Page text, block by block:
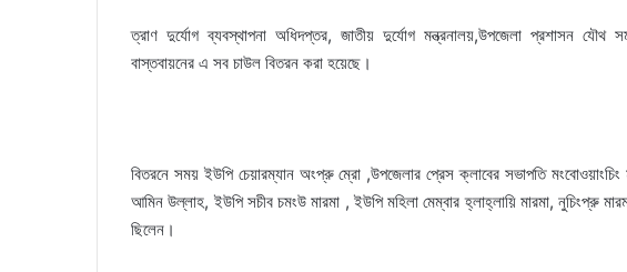
ত্রাণ দুর্যোগ ব্যবস্থাপনা অধিদপ্তর, জাতীয় দুর্যোগ মন্ত্রনালয়,উপজেলা প্রশাসন যৌথ
বাস্তবায়নের এ সব চাউল বিতরন করা হয়েছে।
বিতরনে সময় ইউপি চেয়ারম্যান অংপ্রু ম্রো ,উপজেলার প্রেস ক্লাবের সভাপতি
আমিন উল্লাহ, ইউপি সচীব চমংউ মারমা , ইউপি মহিলা মেম্বার হ্লাহ্লায়ি মারমা, নুচিংপ্রু
ছিলেন।